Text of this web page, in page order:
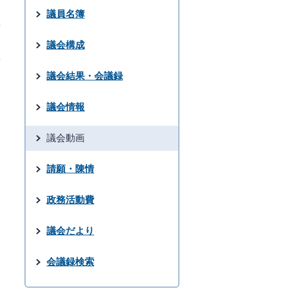
議員名簿
議会構成
議会結果・会議録
議会情報
議会動画
請願・陳情
政務活動費
議会だより
会議録検索